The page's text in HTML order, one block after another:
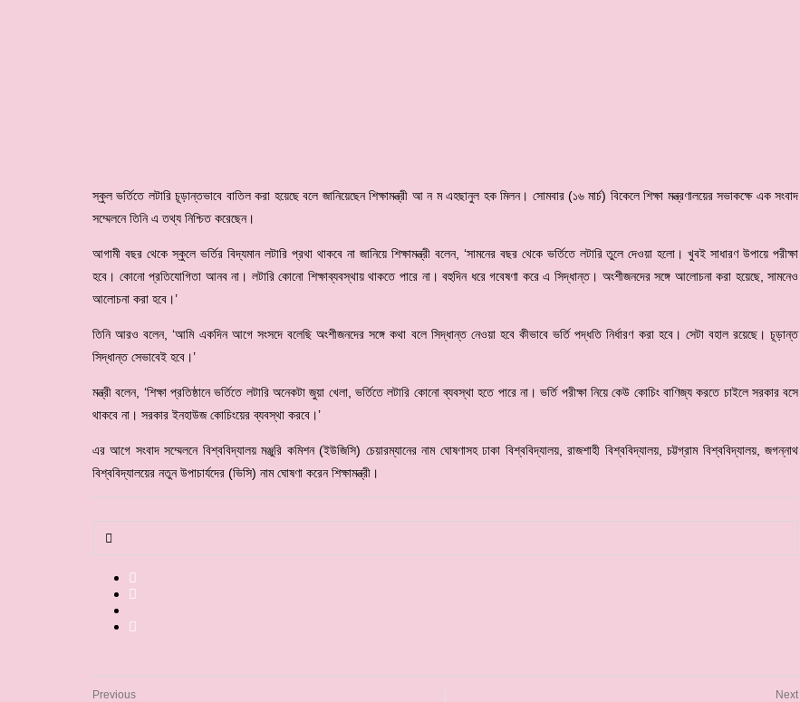
স্কুল ভর্তিতে লটারি চূড়ান্তভাবে বাতিল করা হয়েছে বলে জানিয়েছেন শিক্ষামন্ত্রী আ ন ম এহছানুল হক মিলন। সোমবার (১৬ মার্চ) বিকেলে শিক্ষা মন্ত্রণালয়ের সভাকক্ষে এক সংবাদ
সম্মেলনে তিনি এ তথ্য নিশ্চিত করেছেন।
আগামী বছর থেকে স্কুলে ভর্তির বিদ্যমান লটারি প্রথা থাকবে না জানিয়ে শিক্ষামন্ত্রী বলেন, ‘সামনের বছর থেকে ভর্তিতে লটারি তুলে দেওয়া হলো। খুবই সাধারণ উপায়ে পরীক্ষা
হবে। কোনো প্রতিযোগিতা আনব না। লটারি কোনো শিক্ষাব্যবস্থায় থাকতে পারে না। বহুদিন ধরে গবেষণা করে এ সিদ্ধান্ত। অংশীজনদের সঙ্গে আলোচনা করা হয়েছে, সামনেও
আলোচনা করা হবে।’
তিনি আরও বলেন, ‘আমি একদিন আগে সংসদে বলেছি অংশীজনদের সঙ্গে কথা বলে সিদ্ধান্ত নেওয়া হবে কীভাবে ভর্তি পদ্ধতি নির্ধারণ করা হবে। সেটা বহাল রয়েছে। চূড়ান্ত
সিদ্ধান্ত সেভাবেই হবে।’
মন্ত্রী বলেন, ‘শিক্ষা প্রতিষ্ঠানে ভর্তিতে লটারি অনেকটা জুয়া খেলা, ভর্তিতে লটারি কোনো ব্যবস্থা হতে পারে না। ভর্তি পরীক্ষা নিয়ে কেউ কোচিং বাণিজ্য করতে চাইলে সরকার বসে
থাকবে না। সরকার ইনহাউজ কোচিংয়ের ব্যবস্থা করবে।’
এর আগে সংবাদ সম্মেলনে বিশ্ববিদ্যালয় মঞ্জুরি কমিশন (ইউজিসি) চেয়ারম্যানের নাম ঘোষণাসহ ঢাকা বিশ্ববিদ্যালয়, রাজশাহী বিশ্ববিদ্যালয়, চট্টগ্রাম বিশ্ববিদ্যালয়, জগন্নাথ
বিশ্ববিদ্যালয়ের নতুন উপাচার্যদের (ভিসি) নাম ঘোষণা করেন শিক্ষামন্ত্রী।
Previous Next